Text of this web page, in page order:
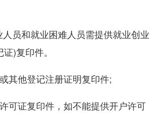
员和就业困难人员需提供就业创业
)复印件。
其他登记注册证明复印件;
可证复印件，如不能提供开户许可